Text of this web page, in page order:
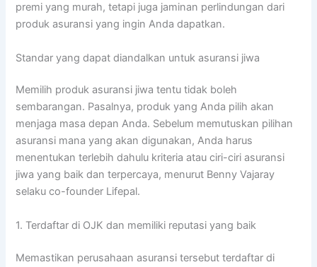
premi yang murah, tetapi juga jaminan perlindungan dari
produk asuransi yang ingin Anda dapatkan.
Standar yang dapat diandalkan untuk asuransi jiwa
Memilih produk asuransi jiwa tentu tidak boleh
sembarangan. Pasalnya, produk yang Anda pilih akan
menjaga masa depan Anda. Sebelum memutuskan pilihan
asuransi mana yang akan digunakan, Anda harus
menentukan terlebih dahulu kriteria atau ciri-ciri asuransi
jiwa yang baik dan terpercaya, menurut Benny Vajaray
selaku co-founder Lifepal.
1. Terdaftar di OJK dan memiliki reputasi yang baik
Memastikan perusahaan asuransi tersebut terdaftar di